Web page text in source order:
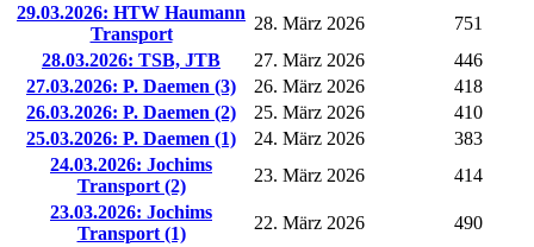
29.03.2026: HTW Haumann
Transport
28. März 2026
751
28.03.2026: TSB, JTB
27. März 2026
446
27.03.2026: P. Daemen (3)
26. März 2026
418
26.03.2026: P. Daemen (2)
25. März 2026
410
25.03.2026: P. Daemen (1)
24. März 2026
383
24.03.2026: Jochims
Transport (2)
23. März 2026
414
23.03.2026: Jochims
Transport (1)
22. März 2026
490